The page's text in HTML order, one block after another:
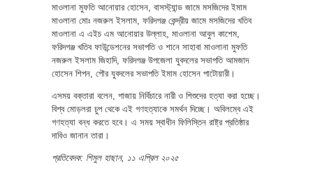
মাওলানা মুফতি আনোয়ার হোসেন, বাসস্ট্যান্ড জামে মসজিদের ইমাম
মাওলানা মোঃ নজরুল ইসলাম, ফরিদগঞ্জ কেন্দ্রীয় জামে মসজিদের খতিব
মাওলানা এ এইচ এম আনোয়ার উল্লাহ, মাওলানা আবুল কাশেম,
ফরিদগঞ্জ খতিব ফাউন্ডেশনের সভাপতি ও শানে সাহাবা মাওলানা মুফতি
নজরুল ইসলাম জিহাদি, ফরিদগঞ্জ উপজেলা যুবদলের সভাপতি আমজাদ
হোসেন শিপন, পৌর যুবদলের সভাপতি ইমাম হোসেন পাটোয়ারী।
এসময় বক্তারা বলেন, গাজায় নির্বিচারে নারী ও শিশুদের হত্যা করা হচ্ছে।
বিশ্ব মোড়লরা চুপ থেকে এই গণহত্যাকে সমর্থন দিচ্ছে। অবিলম্বে এই
গণহত্যা বন্ধ করতে হবে। এ সময় স্বাধীন ফিলিস্তিন রাষ্ট্র প্রতিষ্ঠার
দাবিও জানান তারা।
প্রতিবেদক: শিমুল হাছান, ১১ এপ্রিল ২০২৫